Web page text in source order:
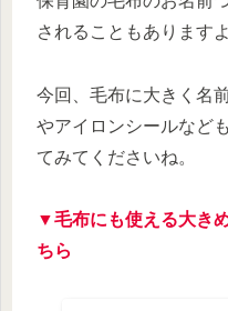
されることもありますよ
今回、毛布に大きく名
やアイロンシールなど
てみてくださいね。
▼毛布にも使える大き
ちら